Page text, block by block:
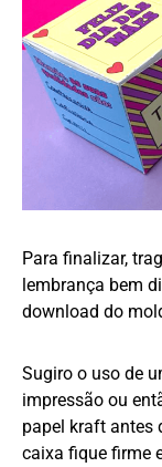
Para finalizar,
lembrança bem
download do
Sugiro o uso de
impressão ou
papel kraft antes
caixa fique firme